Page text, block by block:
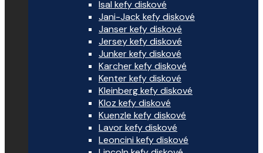
Isal kefy diskové
Jani-Jack kefy diskové
Janser kefy diskové
Jersey kefy diskové
Junker kefy diskové
Karcher kefy diskové
Kenter kefy diskové
Kleinberg kefy diskové
Kloz kefy diskové
Kuenzle kefy diskové
Lavor kefy diskové
Leoncini kefy diskové